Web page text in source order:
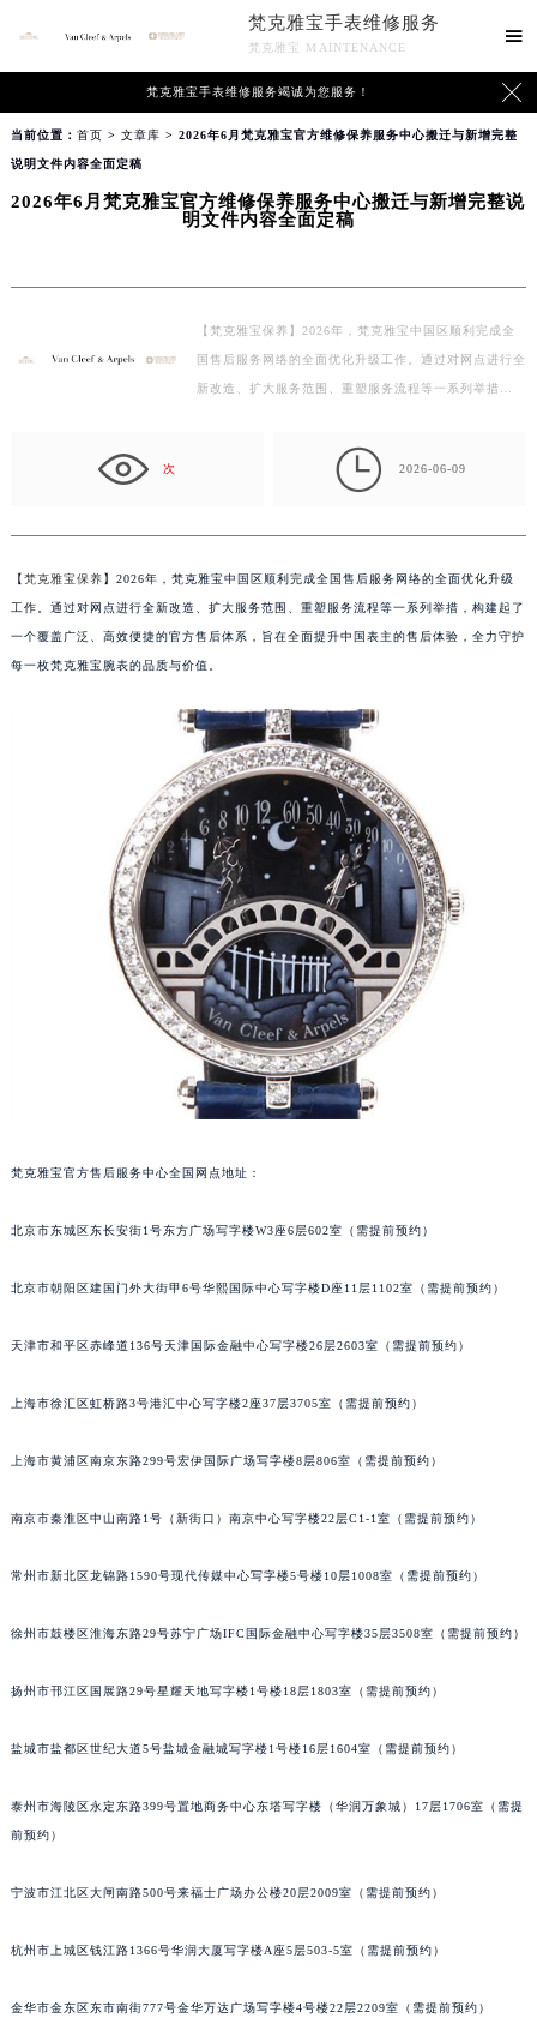
梵克雅宝手表维修服务
梵克雅宝 MAINTENANCE

梵克雅宝手表维修服务竭诚为您服务！ 
当前位置： 首页 > 文章库 > 2026年6月梵克雅宝官方维修保养服务中心搬迁与新增完整
说明文件内容全面定稿
2026年6月梵克雅宝官方维修保养服务中心搬迁与新增完整说
明文件内容全面定稿
【梵克雅宝保养】2026年，梵克雅宝中国区顺利完成全
国售后服务网络的全面优化升级工作。通过对网点进行全
新改造、扩大服务范围、重塑服务流程等一系列举措…
次  2026-06-09
【梵克雅宝保养】2026年，梵克雅宝中国区顺利完成全国售后服务网络的全面优化升级
工作。通过对网点进行全新改造、扩大服务范围、重塑服务流程等一系列举措，构建起了
一个覆盖广泛、高效便捷的官方售后体系，旨在全面提升中国表主的售后体验，全力守护
每一枚梵克雅宝腕表的品质与价值。
梵克雅宝官方售后服务中心全国网点地址：
北京市东城区东长安街1号东方广场写字楼W3座6层602室（需提前预约）
北京市朝阳区建国门外大街甲6号华熙国际中心写字楼D座11层1102室（需提前预约）
天津市和平区赤峰道136号天津国际金融中心写字楼26层2603室（需提前预约）
上海市徐汇区虹桥路3号港汇中心写字楼2座37层3705室（需提前预约）
上海市黄浦区南京东路299号宏伊国际广场写字楼8层806室（需提前预约）
南京市秦淮区中山南路1号（新街口）南京中心写字楼22层C1-1室（需提前预约）
常州市新北区龙锦路1590号现代传媒中心写字楼5号楼10层1008室（需提前预约）
徐州市鼓楼区淮海东路29号苏宁广场IFC国际金融中心写字楼35层3508室（需提前预约）
扬州市邗江区国展路29号星耀天地写字楼1号楼18层1803室（需提前预约）
盐城市盐都区世纪大道5号盐城金融城写字楼1号楼16层1604室（需提前预约）
泰州市海陵区永定东路399号置地商务中心东塔写字楼（华润万象城）17层1706室（需提
前预约）
宁波市江北区大闸南路500号来福士广场办公楼20层2009室（需提前预约）
杭州市上城区钱江路1366号华润大厦写字楼A座5层503-5室（需提前预约）
金华市金东区东市南街777号金华万达广场写字楼4号楼22层2209室（需提前预约）